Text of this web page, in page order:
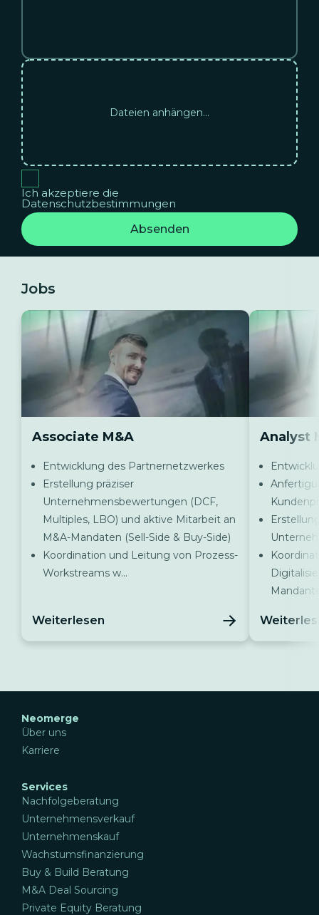
Dateien anhängen...
Ich akzeptiere die
Datenschutzbestimmungen
Absenden
Jobs
Associate M&A
Entwicklung des Partnernetzwerkes
Erstellung präziser
Unternehmensbewertungen (DCF,
Multiples, LBO) und aktive Mitarbeit an
M&A-Mandaten (Sell-Side & Buy-Side)
Koordination und Leitung von Prozess-
Workstreams w...
Weiterlesen
Analyst
Neomerge
Über uns
Karriere
Services
Nachfolgeberatung
Unternehmensverkauf
Unternehmenskauf
Wachstumsfinanzierung
Buy & Build Beratung
M&A Deal Sourcing
Private Equity Beratung